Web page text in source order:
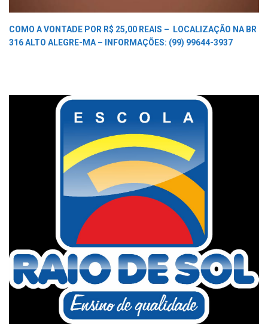
COMO A VONTADE POR R$ 25,00 REAIS –
LOCALIZAÇÃO NA BR
316 ALTO ALEGRE-MA –
INFORMAÇÕES: (99) 99644-3937